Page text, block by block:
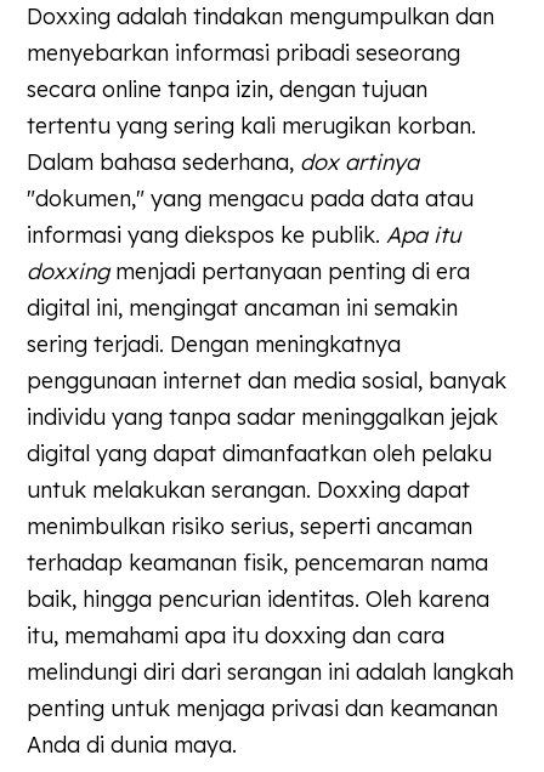
Doxxing adalah tindakan mengumpulkan dan
menyebarkan informasi pribadi seseorang
secara online tanpa izin, dengan tujuan
tertentu yang sering kali merugikan korban.
Dalam bahasa sederhana, dox artinya
"dokumen," yang mengacu pada data atau
informasi yang diekspos ke publik. Apa itu
doxxingmenjadi pertanyaan penting di era
digital ini, mengingat ancaman ini semakin
sering terjadi. Dengan meningkatnya
penggunaan internet dan media sosial, banyak
individu yang tanpa sadar meninggalkan jejak
digital yang dapat dimanfaatkan oleh pelaku
untuk melakukan serangan. Doxxing dapat
menimbulkan risiko serius, seperti ancaman
terhadap keamanan fisik, pencemaran nama
baik, hingga pencurian identitas. Oleh karena
itu, memahami apa itu doxxing dan cara
melindungi diri dari serangan ini adalah langkah
penting untuk menjaga privasi dan keamanan
Anda di dunia maya.